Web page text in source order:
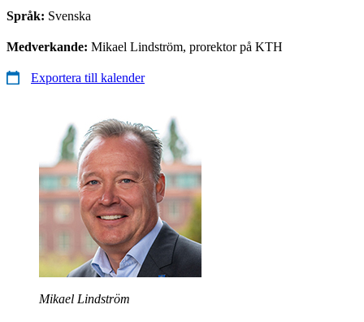
Språk: Svenska
Medverkande: Mikael Lindström, prorektor på KTH
Exportera till kalender
Mikael Lindström